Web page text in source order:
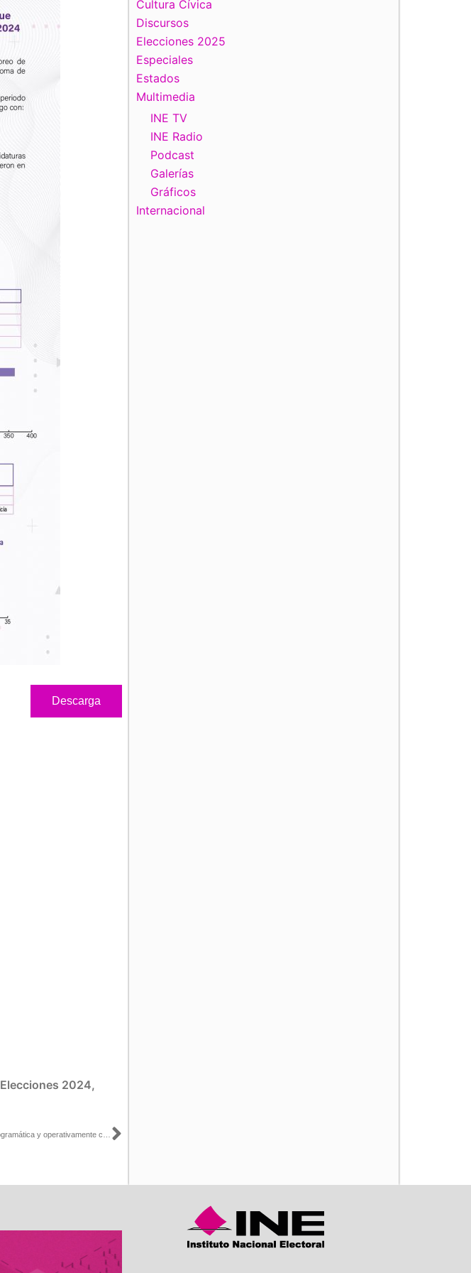
Descarga
Elecciones 2024,
Siguiente
Cultura Cívica
Discursos
Elecciones 2025
Especiales
Estados
Multimedia
INE TV
INE Radio
Podcast
Galerías
Gráficos
Internacional